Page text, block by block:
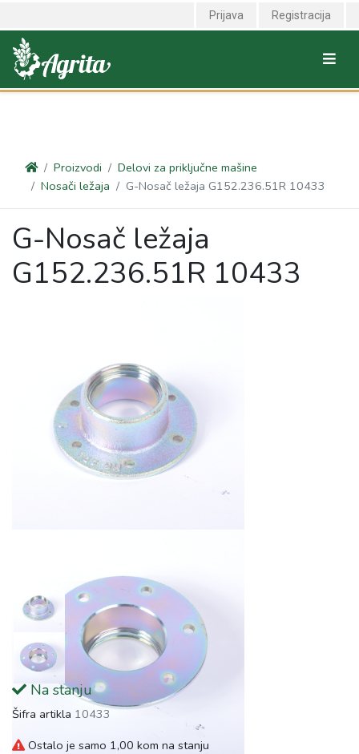
<link rel="canonical" href="https://agrita.rs/proizvodi/delovi-za-
prikljucne-masine/nosaci-lezaja/g-nosac-lezaja-g15223651r-
10433" />
Prijava Registracija
Proizvodi
Delovi za priključne mašine
Nosači ležaja
G-Nosač ležaja G152.236.51R 10433
G-Nosač ležaja
G152.236.51R 10433
Na stanju
Šifra artikla 10433
Ostalo je samo 1,00 kom na stanju